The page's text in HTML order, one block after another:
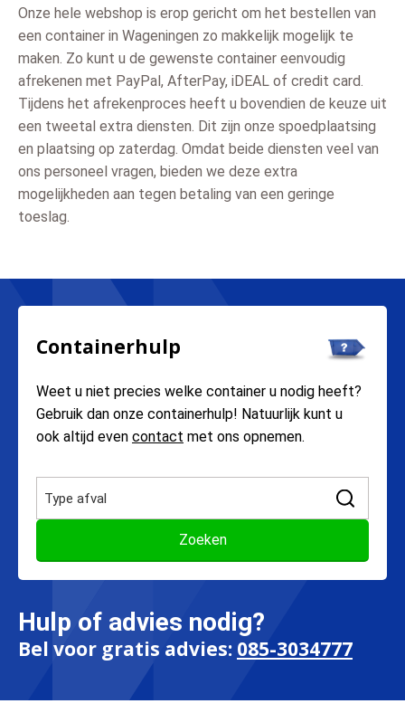
Onze hele webshop is erop gericht om het bestellen van
een container in Wageningen zo makkelijk mogelijk te
maken. Zo kunt u de gewenste container eenvoudig
afrekenen met PayPal, AfterPay, iDEAL of credit card.
Tijdens het afrekenproces heeft u bovendien de keuze uit
een tweetal extra diensten. Dit zijn onze spoedplaatsing
en plaatsing op zaterdag. Omdat beide diensten veel van
ons personeel vragen, bieden we deze extra
mogelijkheden aan tegen betaling van een geringe
toeslag.
Containerhulp
Weet u niet precies welke container u nodig heeft?
Gebruik dan onze containerhulp! Natuurlijk kunt u
ook altijd even contact met ons opnemen.
Hulp of advies nodig?
Bel voor gratis advies: 085-3034777